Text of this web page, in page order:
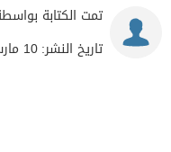
تمت الكتابة
تاريخ النشر:10 مارس 2025 - 7:32م